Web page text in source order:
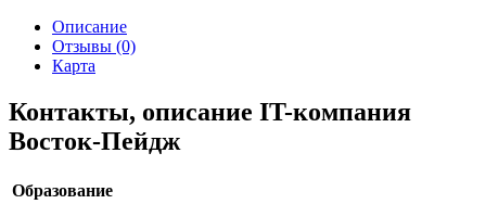
Описание
Отзывы (0)
Карта
Контакты, описание IT-компания
Восток-Пейдж
Образование